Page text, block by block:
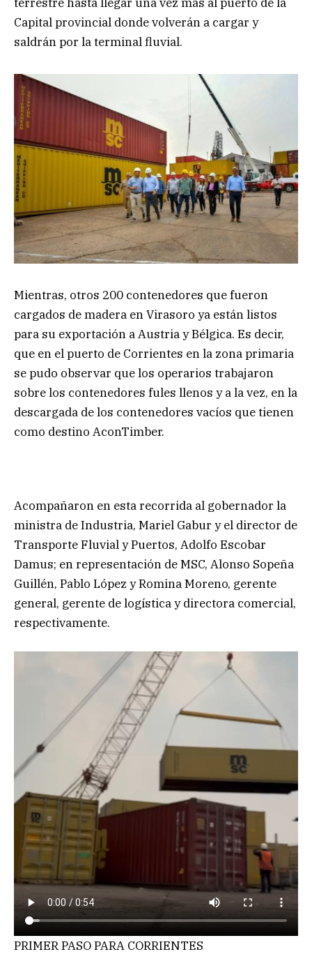
Capital provincial donde volverán a cargar y
saldrán por la terminal fluvial.
Mientras, otros 200 contenedores que fueron
cargados de madera en Virasoro ya están listos
para su exportación a Austria y Bélgica. Es decir,
que en el puerto de Corrientes en la zona primaria
se pudo observar que los operarios trabajaron
sobre los contenedores fules llenos y a la vez, en la
descargada de los contenedores vacíos que tienen
como destino AconTimber.
Acompañaron en esta recorrida al gobernador la
ministra de Industria, Mariel Gabur y el director de
Transporte Fluvial y Puertos, Adolfo Escobar
Damus; en representación de MSC, Alonso Sopeña
Guillén, Pablo López y Romina Moreno, gerente
general, gerente de logística y directora comercial,
respectivamente.
PRIMER PASO PARA CORRIENTES